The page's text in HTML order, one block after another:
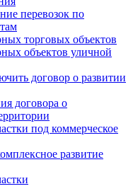
перевозок по
торговых объектов
объектов уличной
договор о развитии
договора о
под коммерческое
развитие